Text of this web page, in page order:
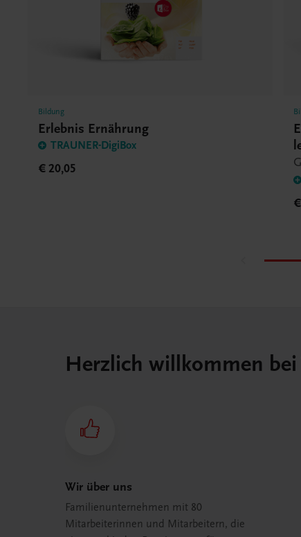
Bildung
Erlebnis Ernährung
TRAUNER-DigiBox
€ 20,05
Herzlich willkommen bei
Wir über uns
Familienunternehmen mit 80
Mitarbeiterinnen und Mitarbeitern, die